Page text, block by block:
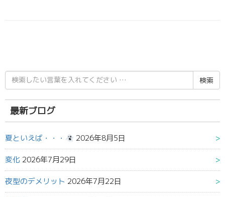
検
索
結
果:
最新ブログ
夏といえば・・・ 2026年8月5日
変化 2026年7月29日
夜型のデメリット 2026年7月22日